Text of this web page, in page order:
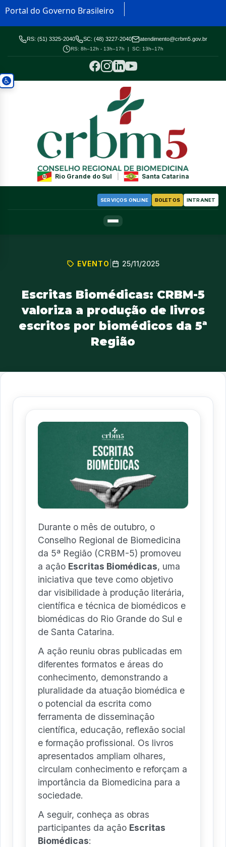
Portal do Governo Brasileiro
RS: (51) 3325-2040 SC: (48) 3227-2040 atendimento@crbm5.gov.br
RS: 8h–12h - 13h–17h | SC: 13h–17h
Rio Grande do Sul Santa Catarina
SERVIÇOS ONLINE BOLETOS INTRANET
EVENTO 25/11/2025
Escritas Biomédicas: CRBM-5
valoriza a produção de livros
escritos por biomédicos da 5ª
Região
Durante o mês de outubro, o
Conselho Regional de Biomedicina
da 5ª Região (CRBM-5) promoveu
a ação Escritas Biomédicas, uma
iniciativa que teve como objetivo
dar visibilidade à produção literária,
científica e técnica de biomédicos e
biomédicas do Rio Grande do Sul e
de Santa Catarina.
A ação reuniu obras publicadas em
diferentes formatos e áreas do
conhecimento, demonstrando a
pluralidade da atuação biomédica e
o potencial da escrita como
ferramenta de disseminação
científica, educação, reflexão social
e formação profissional. Os livros
apresentados ampliam olhares,
circulam conhecimento e reforçam a
importância da Biomedicina para a
sociedade.
A seguir, conheça as obras
participantes da ação Escritas
Biomédicas: